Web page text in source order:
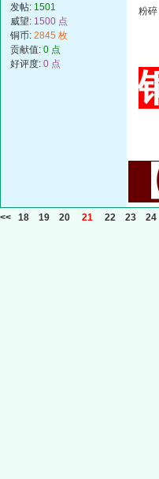
发帖: 1501
威望: 1500 点
铜币: 2845 枚
贡献值: 0 点
好评度: 0 点
粉
<< 18 19 20 21 22 23 24